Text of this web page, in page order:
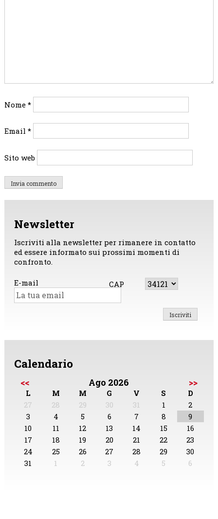
Nome *
Email *
Sito web
Newsletter
Iscriviti alla newsletter per rimanere in contatto
ed essere informato sui prossimi momenti di
confronto.
E-mail CAP
Calendario
<< Ago 2026 >>
L M M G V S
D
27
28 29 30 31 1
2
3
4 5 6 7 8
9
10
11 12 13 14 15
16
17
18 19 20 21 22
23
24
25 26 27 28 29
30
31
1 2 3 4 5 6